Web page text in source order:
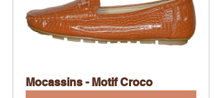
Mocassins - Motif Croco